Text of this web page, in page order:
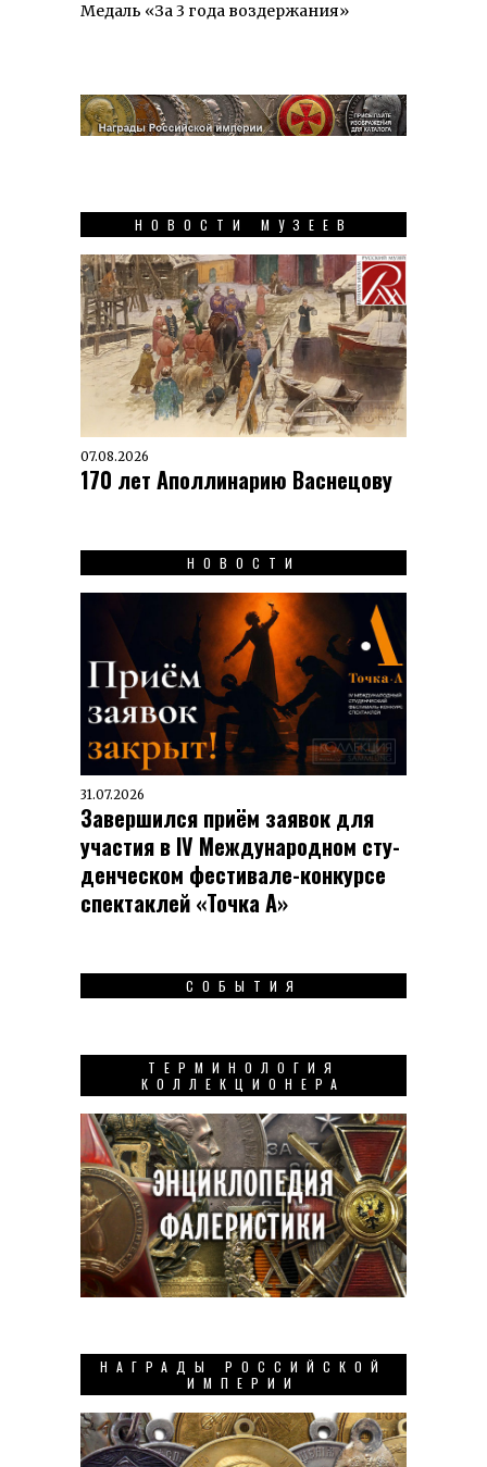
Медаль «За 3 года воздержания»
НОВОСТИ МУЗЕЕВ
07.08.2026
170 лет Аполлинарию Васнецову
НОВОСТИ
31.07.2026
Завершился приём заявок для
участия в IV Меж­ду­на­род­ном сту­
ден­чес­ком фес­ти­вале-кон­кур­се
спек­таклей «Точка А»
СОБЫТИЯ
ТЕРМИНОЛОГИЯ
КОЛЛЕКЦИОНЕРА
НАГРАДЫ РОССИЙСКОЙ
ИМПЕРИИ